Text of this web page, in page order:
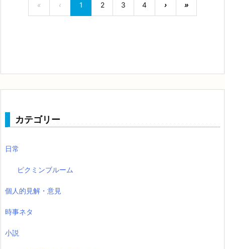
« ‹ 1 2 3 4 › »
カテゴリー
日常
ピクミンブルーム
個人的見解・意見
時事ネタ
小説